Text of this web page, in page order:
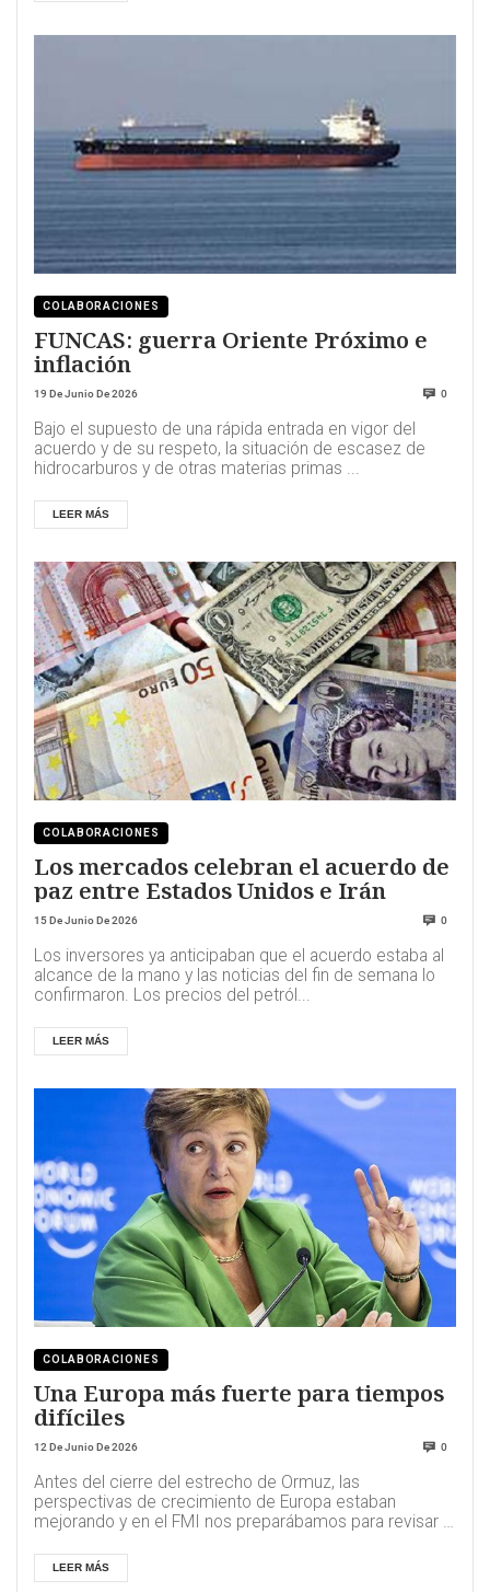
COLABORACIONES
FUNCAS: guerra Oriente Próximo e
inflación
19 De Junio De 2026 0
Bajo el supuesto de una rápida entrada en vigor del
acuerdo y de su respeto, la situación de escasez de
hidrocarburos y de otras materias primas ...
LEER MÁS
COLABORACIONES
Los mercados celebran el acuerdo de
paz entre Estados Unidos e Irán
15 De Junio De 2026 0
Los inversores ya anticipaban que el acuerdo estaba al
alcance de la mano y las noticias del fin de semana lo
confirmaron. Los precios del petról...
LEER MÁS
COLABORACIONES
Una Europa más fuerte para tiempos
difíciles
12 De Junio De 2026 0
Antes del cierre del estrecho de Ormuz, las
perspectivas de crecimiento de Europa estaban
mejorando y en el FMI nos preparábamos para revisar al
LEER MÁS